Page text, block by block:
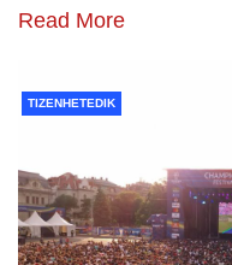
Read More
TIZENHETEDIK